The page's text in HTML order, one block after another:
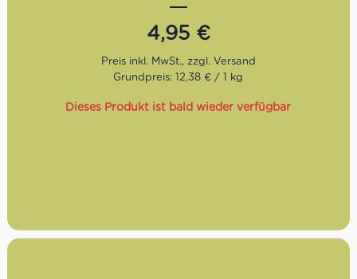
4,95 €
Grundpreis: 12,38 € / 1 kg
Dieses Produkt ist bald wieder verfügbar